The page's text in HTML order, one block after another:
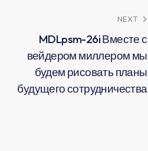
NEXT
MDLpsm-26i Вместе с
вейдером миллером мы
будем рисовать планы
будущего сотрудничества